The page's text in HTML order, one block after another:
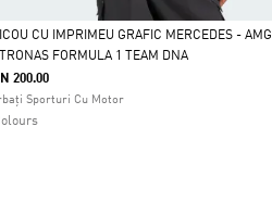
CU IMPRIMEU GRAFIC MERCEDES - AMG
FORMULA 1 TEAM DNA
200.00
Sporturi Cu Motor